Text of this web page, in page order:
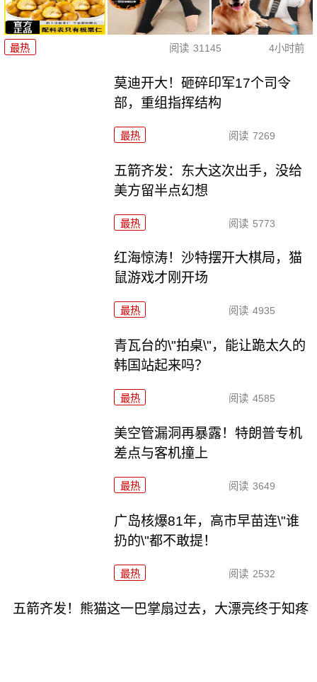
最热 阅读 31145 4小时前
莫迪开大！砸碎印军17个司令
部，重组指挥结构
最热 阅读 7269
五箭齐发：东大这次出手，没给
美方留半点幻想
最热 阅读 5773
红海惊涛！沙特摆开大棋局，猫
鼠游戏才刚开场
最热 阅读 4935
青瓦台的\"拍桌\"，能让跪太久的
韩国站起来吗？
最热 阅读 4585
美空管漏洞再暴露！特朗普专机
差点与客机撞上
最热 阅读 3649
广岛核爆81年，高市早苗连\"谁
扔的\"都不敢提！
最热 阅读 2532
五箭齐发！熊猫这一巴掌扇过去，大漂亮终于知疼